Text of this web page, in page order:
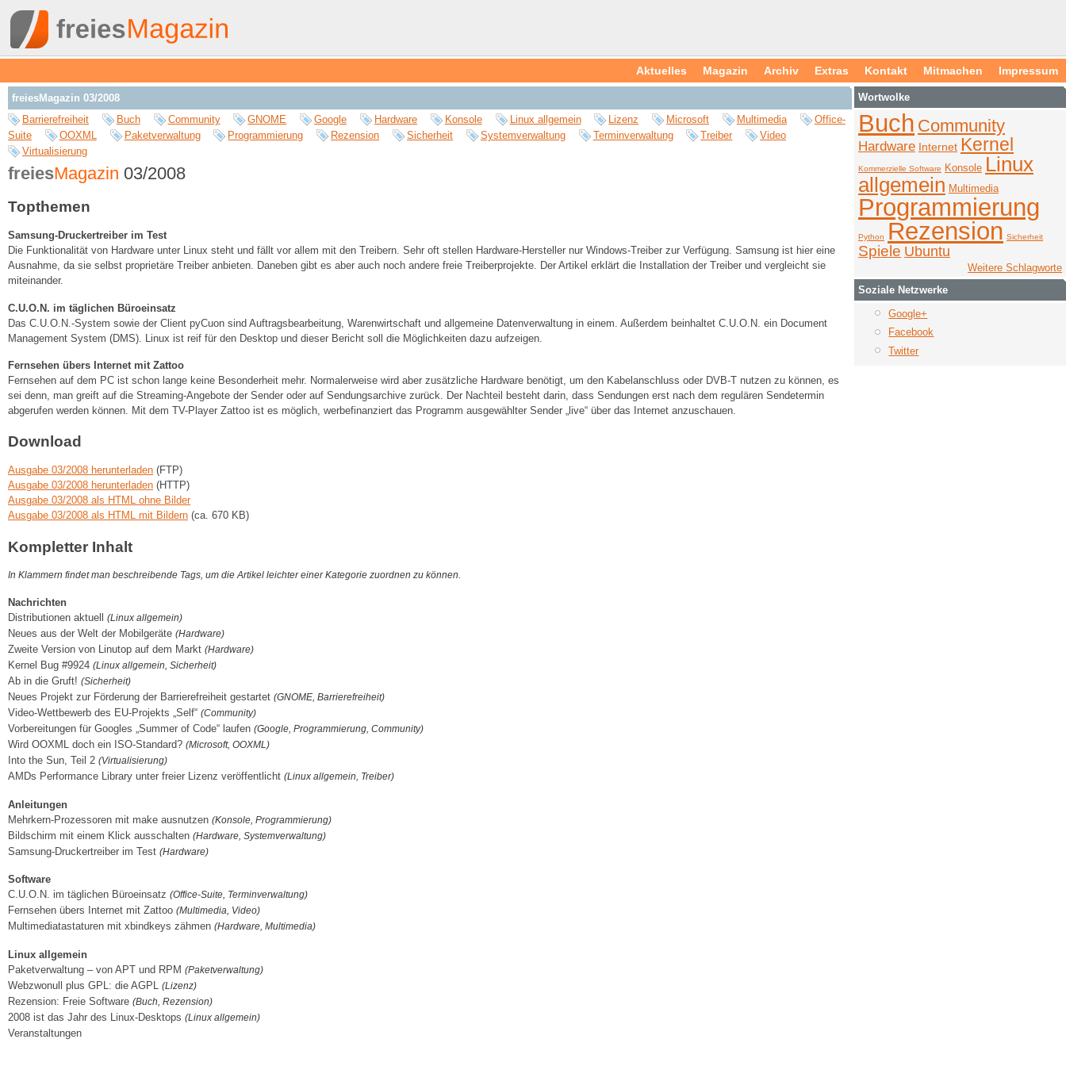
Aktuelles Magazin Archiv Extras Kontakt Mitmachen Impressum
freiesMagazin 03/2008
Barrierefreiheit
Buch Community GNOME Google Hardware Konsole Linux allgemein Lizenz Microsoft Multimedia
Office-
Suite
OOXML Paketverwaltung Programmierung Rezension Sicherheit Systemverwaltung Terminverwaltung Treiber
Video
Virtualisierung
freiesMagazin 03/2008
Topthemen
Samsung-Druckertreiber im Test
Die Funktionalität von Hardware unter Linux steht und fällt vor allem mit den Treibern. Sehr oft stellen Hardware-Hersteller nur Windows-Treiber zur Verfügung. Samsung ist hier eine
Ausnahme, da sie selbst proprietäre Treiber anbieten. Daneben gibt es aber auch noch andere freie Treiberprojekte. Der Artikel erklärt die Installation der Treiber und vergleicht sie
miteinander.
C.U.O.N. im täglichen Büroeinsatz
Das C.U.O.N.-System sowie der Client pyCuon sind Auftragsbearbeitung, Warenwirtschaft und allgemeine Datenverwaltung in einem. Außerdem beinhaltet C.U.O.N. ein Document
Management System (DMS). Linux ist reif für den Desktop und dieser Bericht soll die Möglichkeiten dazu aufzeigen.
Fernsehen übers Internet mit Zattoo
Fernsehen auf dem PC ist schon lange keine Besonderheit mehr. Normalerweise wird aber zusätzliche Hardware benötigt, um den Kabelanschluss oder DVB-T nutzen zu können, es
sei denn, man greift auf die Streaming-Angebote der Sender oder auf Sendungsarchive zurück. Der Nachteil besteht darin, dass Sendungen erst nach dem regulären Sendetermin
abgerufen werden können. Mit dem TV-Player Zattoo ist es möglich, werbefinanziert das Programm ausgewählter Sender „live“ über das Internet anzuschauen.
Download
Ausgabe 03/2008 herunterladen (FTP)
Ausgabe 03/2008 herunterladen (HTTP)
Ausgabe 03/2008 als HTML ohne Bilder
Ausgabe 03/2008 als HTML mit Bildern (ca. 670 KB)
Kompletter Inhalt
In Klammern findet man beschreibende Tags, um die Artikel leichter einer Kategorie zuordnen zu können.
Nachrichten
Distributionen aktuell
(Linux allgemein)
Neues aus der Welt der Mobilgeräte (Hardware)
Zweite Version von Linutop auf dem Markt (Hardware)
Kernel Bug #9924 (Linux allgemein, Sicherheit)
Ab in die Gruft! (Sicherheit)
Neues Projekt zur Förderung der Barrierefreiheit gestartet (GNOME, Barrierefreiheit)
Video-Wettbewerb des EU-Projekts „Self“ (Community)
Vorbereitungen für Googles „Summer of Code“ laufen (Google, Programmierung, Community)
Wird OOXML doch ein ISO-Standard? (Microsoft, OOXML)
Into the Sun, Teil 2 (Virtualisierung)
AMDs Performance Library unter freier Lizenz veröffentlicht (Linux allgemein, Treiber)
Anleitungen
Mehrkern-Prozessoren mit make ausnutzen (Konsole, Programmierung)
Bildschirm mit einem Klick ausschalten (Hardware, Systemverwaltung)
Samsung-Druckertreiber im Test (Hardware)
Software
C.U.O.N. im täglichen Büroeinsatz (Office-Suite, Terminverwaltung)
Fernsehen übers Internet mit Zattoo (Multimedia, Video)
Multimediatastaturen mit xbindkeys zähmen (Hardware, Multimedia)
Linux allgemein
Paketverwaltung – von APT und RPM (Paketverwaltung)
Webzwonull plus GPL: die AGPL (Lizenz)
Rezension: Freie Software (Buch, Rezension)
2008 ist das Jahr des Linux-Desktops (Linux allgemein)
Veranstaltungen
Wortwolke
Buch Community
Hardware Internet Kernel
Kommerzielle Software Konsole Linux
allgemein Multimedia
Programmierung
Python Rezension Sicherheit
Spiele Ubuntu
Weitere Schlagworte
Soziale Netzwerke
Google+
Facebook
Twitter